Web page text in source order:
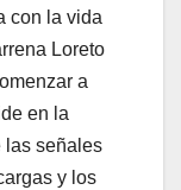
con la vida
Loreto
a
en la
las señales
y los